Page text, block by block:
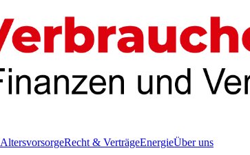
AltersvorsorgeRecht & VerträgeEnergieÜber uns